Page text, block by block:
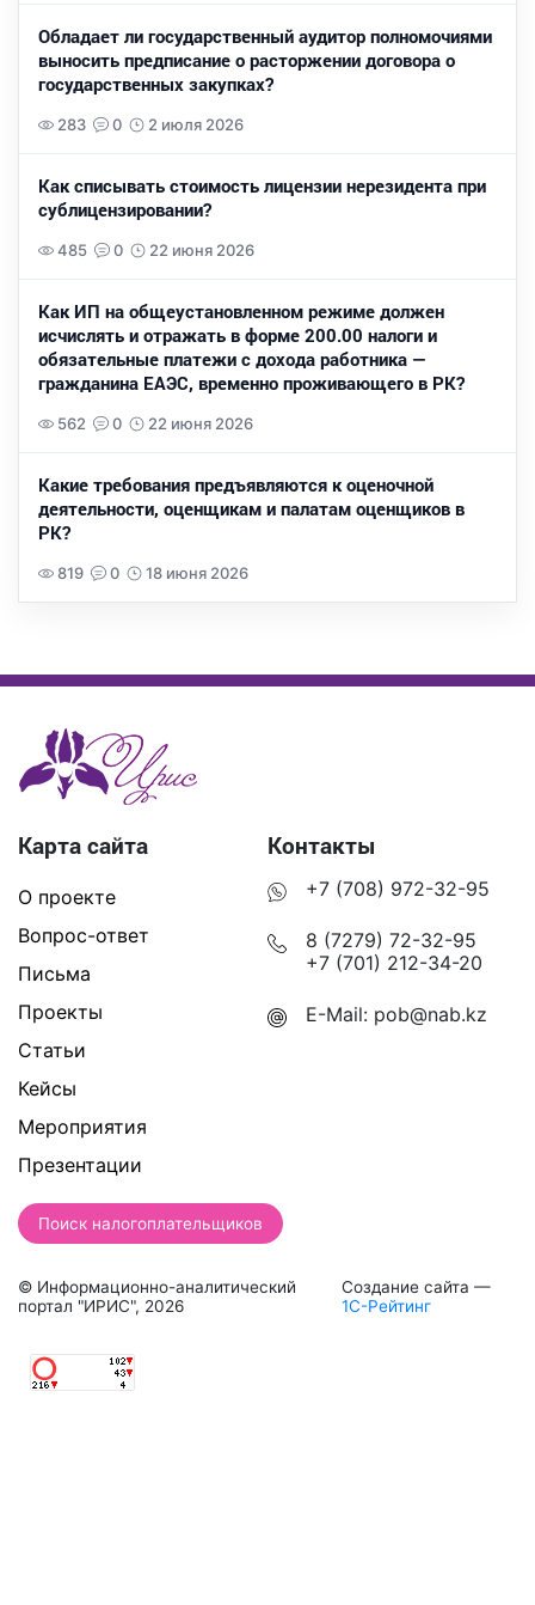
Обладает ли государственный аудитор полномочиями
выносить предписание о расторжении договора о
государственных закупках?
283 0 2 июля 2026
Как списывать стоимость лицензии нерезидента при
сублицензировании?
485 0 22 июня 2026
Как ИП на общеустановленном режиме должен
исчислять и отражать в форме 200.00 налоги и
обязательные платежи с дохода работника —
гражданина ЕАЭС, временно проживающего в РК?
562 0 22 июня 2026
Какие требования предъявляются к оценочной
деятельности, оценщикам и палатам оценщиков в
РК?
819 0 18 июня 2026
Карта сайта
О проекте
Вопрос-ответ
Письма
Проекты
Статьи
Кейсы
Мероприятия
Презентации
Контакты
+7 (708) 972-32-95
8 (7279) 72-32-95
+7 (701) 212-34-20
E-Mail: pob@nab.kz
Поиск налогоплательщиков
© Информационно-аналитический
портал "ИРИС", 2026
Создание сайта —
1С-Рейтинг